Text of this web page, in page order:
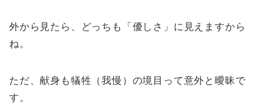
外から見たら、どっちも「優しさ」に見えますから
ね。
ただ、献身も犠牲（我慢）の境目って意外と曖昧で
す。